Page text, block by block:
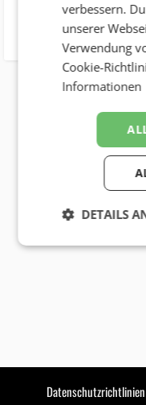
Datenschutzrichtlinien
verbessern.
unserer
Verwendung
Cookie-
Informationen
DETAILS